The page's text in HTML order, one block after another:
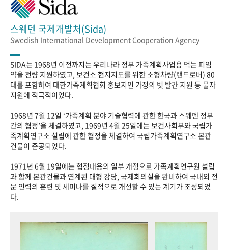
정책과 연구 키워드로 보는 연구 역사
간행물 변천사
기록물 아카이브
사진 아카이브 문서 기록물 행정박물 영상 기록물
성과 50선 숫자로 보는 50년 50+1주년 광장
세계와 함께 한 KIHASA
VR 역사관
스웨덴 국제개발처(Sida)
Swedish International Development Cooperation Agency
SIDA는 1968년 이전까지는 우리나라 정부 가족계획사업용 먹는 피임
약을 전량 지원하였고, 보건소 현지지도를 위한 소형차량(랜드로버) 80
대를 포함하여 대한가족계획협회 홍보지인 가정의 벗 발간 지원 등 물자
지원에 적극적이었다.
1968년 7월 12일 ‘가족계획 분야 기술협력에 관한 한국과 스웨덴 정부
간의 협정’을 체결하였고, 1969년 4월 25일에는 보건사회부와 국립가
족계획연구소 설립에 관한 협정을 체결하여 국립가족계획연구소 본관
건물이 준공되었다.
1971년 6월 19일에는 협정내용의 일부 개정으로 가족계획연구원 설립
과 함께 본관건물과 연계된 대형 강당, 국제회의실을 완비하여 국내외 전
문 인력의 훈련 및 세미나를 질적으로 개선할 수 있는 계기가 조성되었
다.